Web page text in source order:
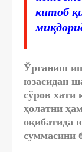
китоб
Ўрганиш
юзасидан
сўров хати
ҳолатни
оқибатида
суммасини